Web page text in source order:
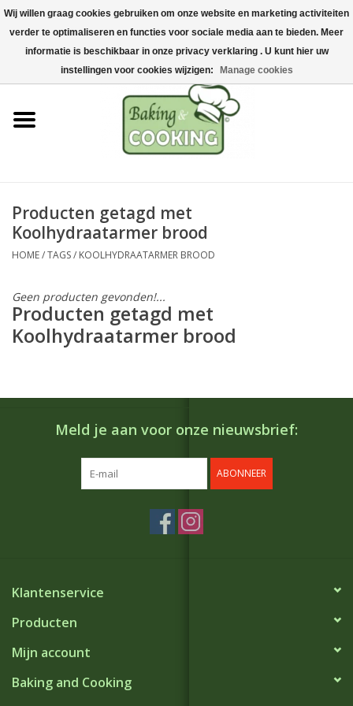
Home
Bak-& kookgerei
Machines & onderdelen
Chocolade & ijsbereiding
Hygiëne & opslag
Acties
Producten getagd met
Koolhydraatarmer brood
HOME/TAGS/ KOOLHYDRAATARMER BROOD
Geen producten gevonden!...
Producten getagd met
Koolhydraatarmer brood
Meld je aan voor onze nieuwsbrief:
ABONNEER
Klantenservice
Producten
Mijn account
Baking and Cooking
Wij willen graag cookies gebruiken om onze website en marketing activiteiten
verder te optimaliseren en functies voor sociale media aan te bieden. Meer
informatie is beschikbaar in onze privacy verklaring . U kunt hier uw
instellingen voor cookies wijzigen:
Manage cookies